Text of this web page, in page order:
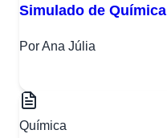
Simulado de Química
Por Ana Júlia
Química